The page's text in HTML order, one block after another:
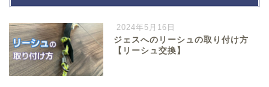
2024年5月16日
ジェスへのリーシュの取り付け方
【リーシュ交換】